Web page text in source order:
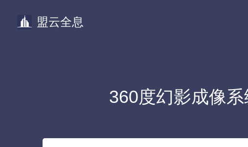
盟云全息
360度幻影成像